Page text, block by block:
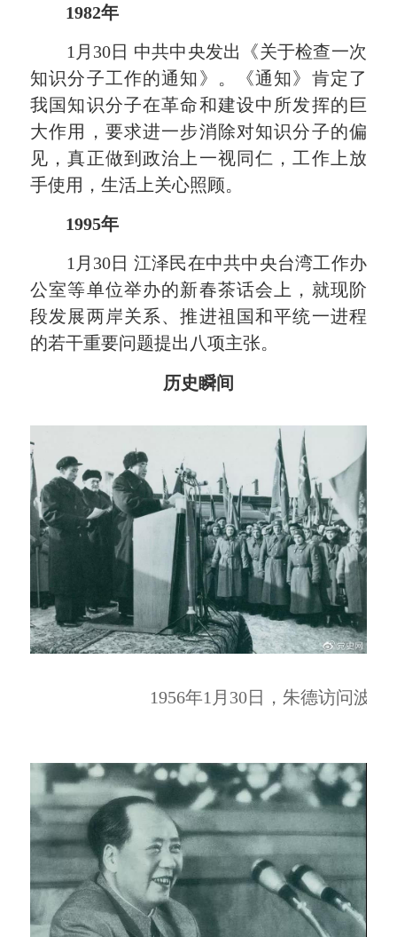
1982年
1月30日 中共中央发出《关于检查一次
知识分子工作的通知》。《通知》肯定了
我国知识分子在革命和建设中所发挥的巨
大作用，要求进一步消除对知识分子的偏
见，真正做到政治上一视同仁，工作上放
手使用，生活上关心照顾。
1995年
1月30日 江泽民在中共中央台湾工作办
公室等单位举办的新春茶话会上，就现阶
段发展两岸关系、推进祖国和平统一进程
的若干重要问题提出八项主张。
历史瞬间
1956年1月30日，朱德访问波